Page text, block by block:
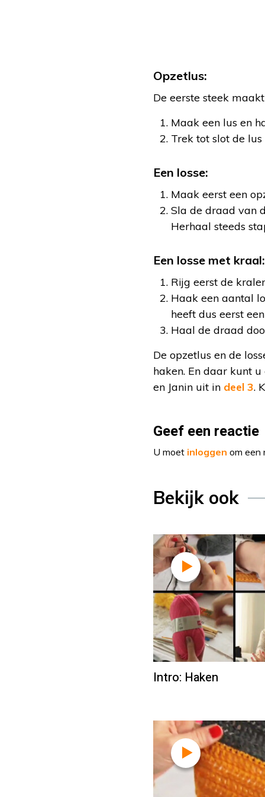
Opzetlus:
De eerste steek
Maak een lus en
Trek tot slot de
Een losse:
Maak eerst een
Sla de draad van
Herhaal steeds
Een losse met kraal:
Rijg eerst de
Haak een aantal
heeft dus eerst
Haal de draad
De opzetlus en de
haken. En daar kunt
en Janin uit in deel 3.
Geef een reactie
U moet inloggen om een
Bekijk ook
Intro: Haken